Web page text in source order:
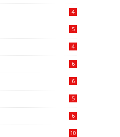
4
5
4
6
6
5
6
10